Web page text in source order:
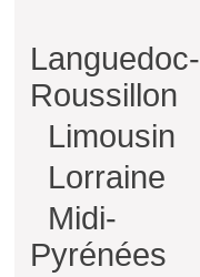
Languedoc-
Roussillon
Limousin
Lorraine
Midi-
Pyrénées